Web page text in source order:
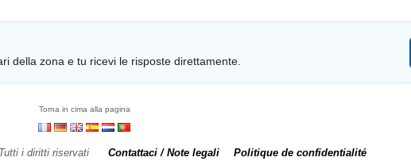
della zona e tu ricevi le risposte direttamente.
Torna in cima alla pagina
i diritti riservati Contattaci / Note legali Politique de confidentialité